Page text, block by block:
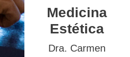
Medicina
Estética
Dra. Carmen